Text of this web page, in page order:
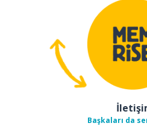
Başkaları da